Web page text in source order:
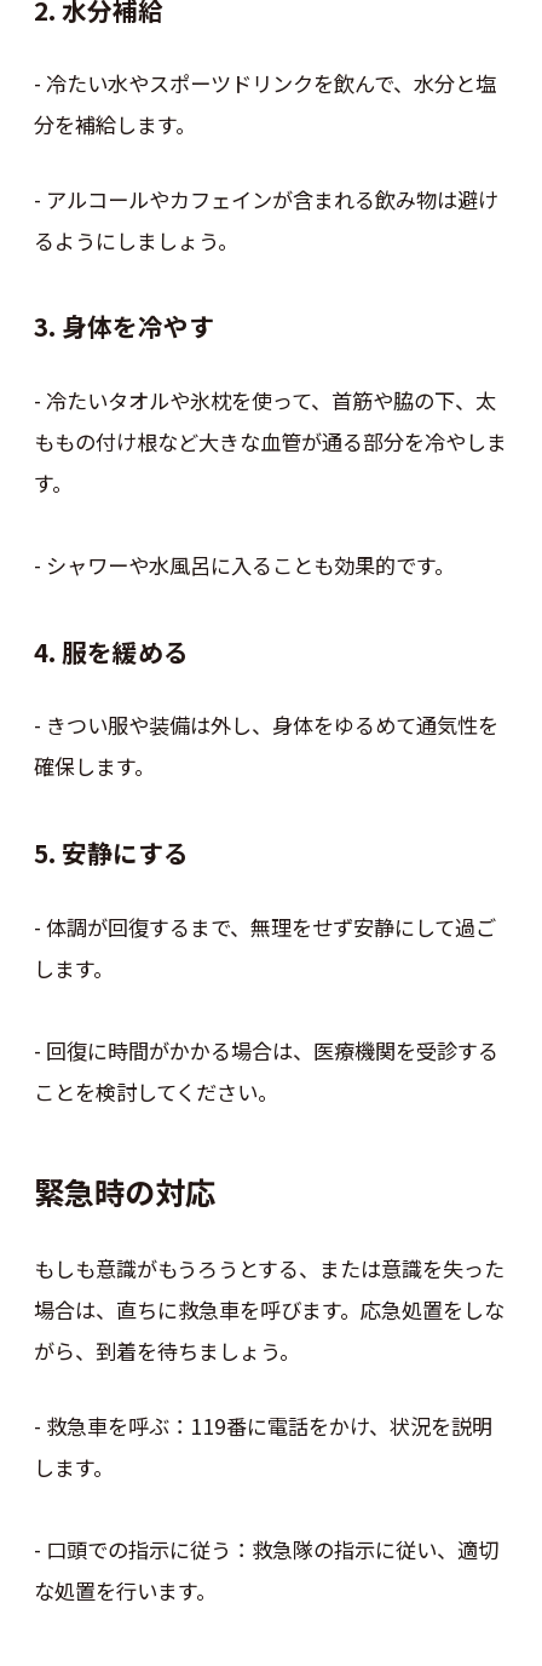
2. 水分補給
- 冷たい水やスポーツドリンクを飲んで、水分と塩
分を補給します。
- アルコールやカフェインが含まれる飲み物は避け
るようにしましょう。
3. 身体を冷やす
- 冷たいタオルや氷枕を使って、首筋や脇の下、太
ももの付け根など大きな血管が通る部分を冷やしま
す。
- シャワーや水風呂に入ることも効果的です。
4. 服を緩める
- きつい服や装備は外し、身体をゆるめて通気性を
確保します。
5. 安静にする
- 体調が回復するまで、無理をせず安静にして過ご
します。
- 回復に時間がかかる場合は、医療機関を受診する
ことを検討してください。
緊急時の対応
もしも意識がもうろうとする、または意識を失った
場合は、直ちに救急車を呼びます。応急処置をしな
がら、到着を待ちましょう。
- 救急車を呼ぶ：119番に電話をかけ、状況を説明
します。
- 口頭での指示に従う：救急隊の指示に従い、適切
な処置を行います。